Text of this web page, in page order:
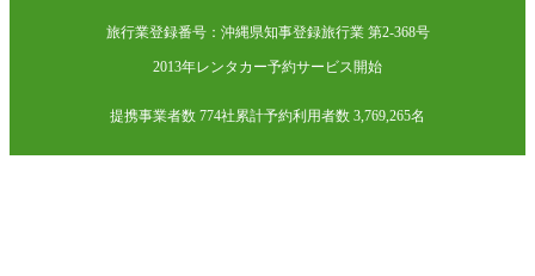
旅行業登録番号：沖縄県知事登録旅行業 第2-368号
2013年レンタカー予約サービス開始
提携事業者数 774社累計予約利用者数 3,769,265名